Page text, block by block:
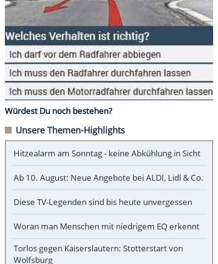
Würdest Du noch bestehen?
Unsere Themen-Highlights
Hitzealarm am Sonntag - keine Abkühlung in Sicht
Ab 10. August: Neue Angebote bei ALDI, Lidl & Co.
Diese TV-Legenden sind bis heute unvergessen
Woran man Menschen mit niedrigem EQ erkennt
Torlos gegen Kaiserslautern: Stotterstart von
Wolfsburg